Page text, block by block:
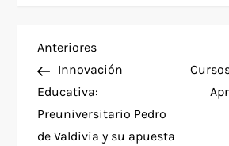
N
a
v
Entrada
anterior
Anteriores
Innovación
Educativa:
Preuniversitario Pedro
de Valdivia y su apuesta